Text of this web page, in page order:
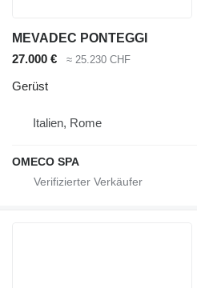
MEVADEC PONTEGGI
27.000 €
≈ 25.230 CHF
Gerüst
Italien, Rome
OMECO SPA